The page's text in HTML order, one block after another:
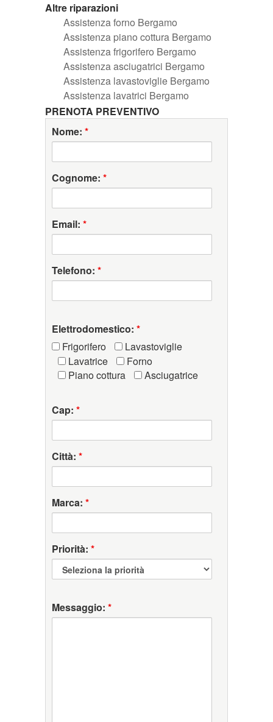
Altre riparazioni
Assistenza forno Bergamo
Assistenza piano cottura Bergamo
Assistenza frigorifero Bergamo
Assistenza asciugatrici Bergamo
Assistenza lavastoviglie Bergamo
Assistenza lavatrici Bergamo
PRENOTA PREVENTIVO
Nome: *
Cognome: *
Email: *
Telefono: *
Elettrodomestico: *
Frigorifero
Lavastoviglie
Lavatrice
Forno
Piano cottura
Asciugatrice
Cap: *
Città: *
Marca: *
Priorità: *
Messaggio: *